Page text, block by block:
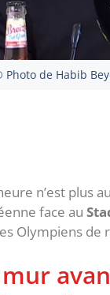
Photo de Habib
n’est plus
face au
Olympiens de